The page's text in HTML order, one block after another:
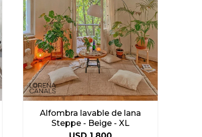
Alfombra lavable de lana
Steppe - Beige - XL